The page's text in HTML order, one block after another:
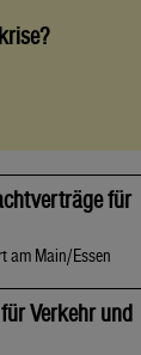
für
am Main/Essen
Verkehr und